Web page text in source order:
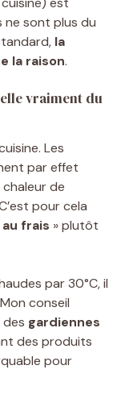
ne sont plus du
la
la raison.
vraiment du
Les
par effet
de
pour cela
frais » plutôt
par 30°C, il
conseil
des gardiennes
des produits
pour